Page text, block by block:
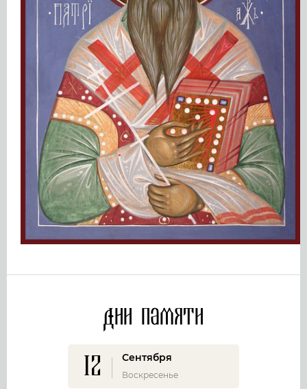
Дни памяти
12 Сентября
Воскресенье